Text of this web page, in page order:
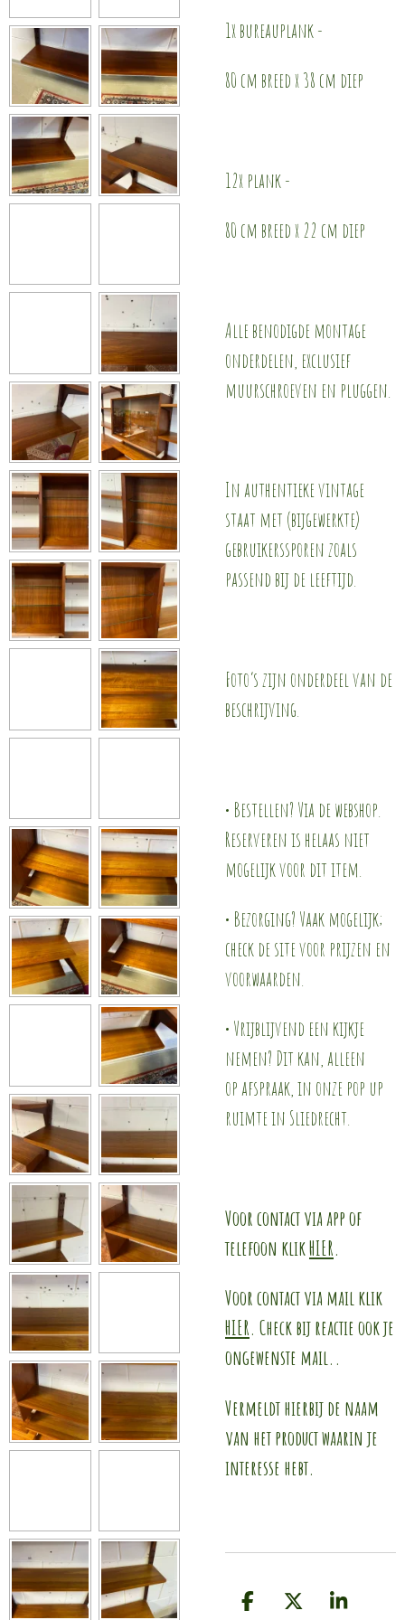
1x bureauplank -
80 cm breed x 38 cm diep
12x plank -
80 cm breed x 22 cm diep
Alle benodigde montage
onderdelen, exclusief
muurschroeven en pluggen.
In authentieke vintage
staat met (bijgewerkte)
gebruikerssporen zoals
passend bij de leeftijd.
Foto’s zijn onderdeel van de
beschrijving.
• Bestellen? Via de webshop.
Reserveren is helaas niet
mogelijk voor dit item.
• Bezorging? Vaak mogelijk;
check de site voor prijzen en
voorwaarden.
• Vrijblijvend een kijkje
nemen? Dit kan, alleen
op afspraak, in onze pop up
ruimte in Sliedrecht.
Voor contact via app of
telefoon klikHIER.
Voor contact via mail klik
HIER. Check bij reactie ook je
ongewenste mail..
Vermeldt hierbij de naam
van het product waarin je
interesse hebt.
D
D
S